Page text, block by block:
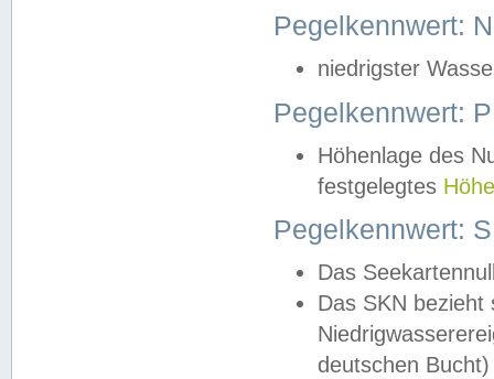
Pegelkennwert:
niedrigster
Pegelkennwert:
Höhenlage des
festgelegtes
Pegelkennwert:
Das
Das SKN
deutschen